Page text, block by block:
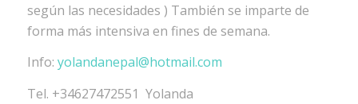
según las necesidades ) También se imparte de
forma más intensiva en fines de semana.
Info: yolandanepal@hotmail.com
Tel. +34627472551 Yolanda